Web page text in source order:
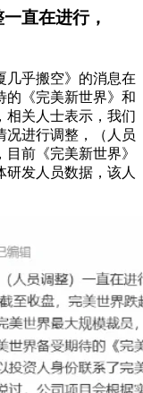
直在进行，
几乎搬空》的消息在
的《完美新世界》和
相关人士表示，我们
况进行调整，（人员
前《完美新世界》
发人员数据，该人